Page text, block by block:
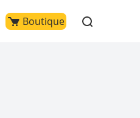
Boutique